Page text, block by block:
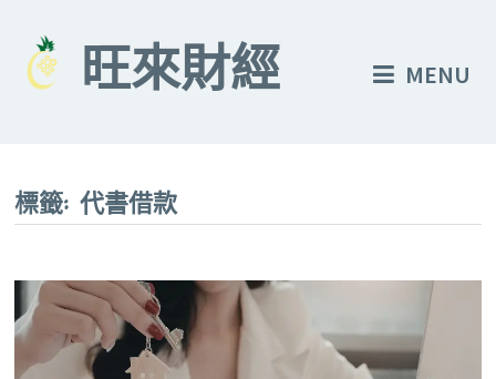
content
旺來財經 MENU
標籤:代書借款